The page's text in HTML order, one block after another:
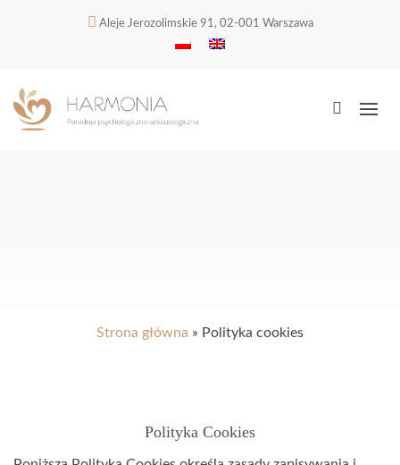
Aleje Jerozolimskie 91, 02-001 Warszawa
Strona główna » Polityka cookies
Polityka Cookies